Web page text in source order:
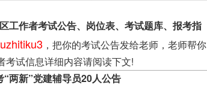
工作者考试公告、岗位表、考试题库、报考指
，把你的考试公告发给老师，老师帮你
考试信息详细内容请阅读下文!
两新”党建辅导员20人公告